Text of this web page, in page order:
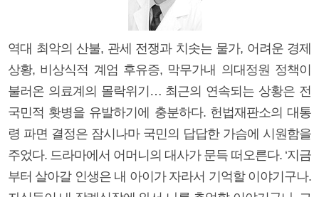
역대 최악의 산불, 관세 전쟁과 치솟는 물가, 어려운 경제
상황, 비상식적 계엄 후유증, 막무가내 의대정원 정책이
불러온 의료계의 몰락위기… 최근의 연속되는 상황은 전
국민적 홧병을 유발하기에 충분하다. 헌법재판소의 대통
령 파면 결정은 잠시나마 국민의 답답한 가슴에 시원함을
주었다. 드라마에서 어머니의 대사가 문득 떠오른다. ‘지금
부터 살아갈 인생은 내 아이가 자라서 기억할 이야기구나.